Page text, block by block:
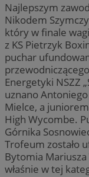
Najlepszym
Nikodem
który w finale
z KS Pietrzyk
puchar
Energetyki NSZZ
uznano
Mielce, a
High Wycombe.
Górnika
Trofeum zostało
Bytomia Mariusza
właśnie w tej